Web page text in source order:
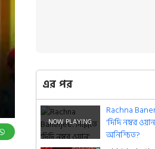
এর পর
Rachna
'দিদি নম্বর
অনিশ্চিত?